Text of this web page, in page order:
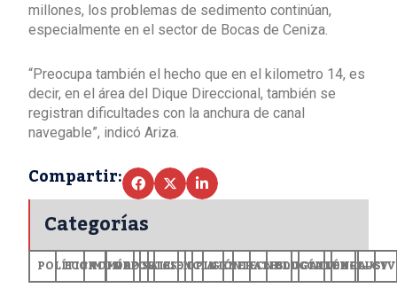
millones, los problemas de sedimento continúan,
especialmente en el sector de Bocas de Ceniza.
“Preocupa también el hecho que en el kilometro 14, es
decir, en el área del Dique Direccional, también se
registran dificultades con la anchura de canal
navegable”, indicó Ariza.
Compartir:
Categorías
POLÍTICA
ECONOMÍA
MUNDODEPORTES
SALUDCIENCIA
OPINIÓN
GENERALES
TECNOLOGÍA
EDUCACIÓN
CULTURA+CV